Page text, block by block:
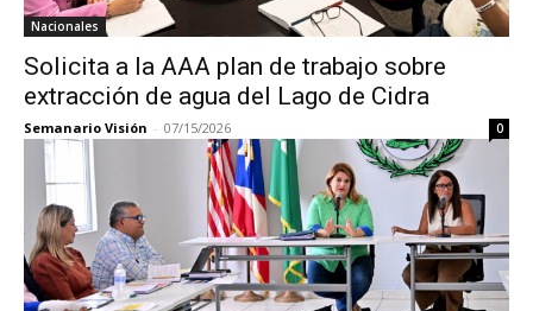
Nacionales
Solicita a la AAA plan de trabajo sobre
extracción de agua del Lago de Cidra
Semanario Visión - 07/15/2026 0